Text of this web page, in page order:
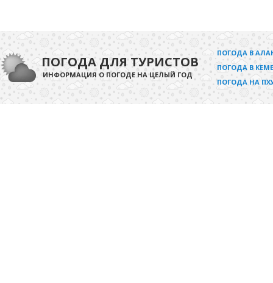
ПОГОДА ДЛЯ ТУРИСТОВ
ИНФОРМАЦИЯ О ПОГОДЕ НА ЦЕЛЫЙ ГОД
ПОГОДА В
ПОГОДА В
ПОГОДА НА